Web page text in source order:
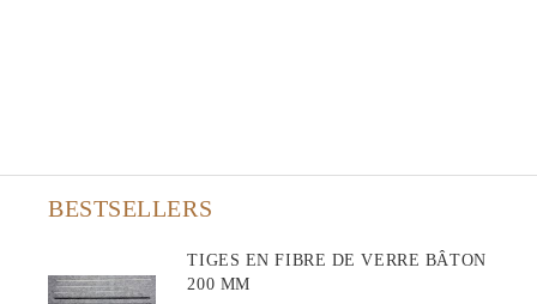
BESTSELLERS
TIGES EN FIBRE DE VERRE BÂTON
200 MM